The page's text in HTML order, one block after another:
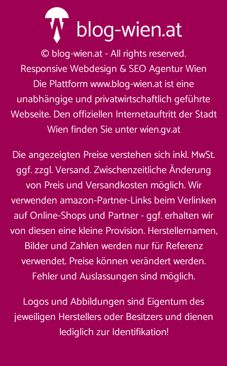
© blog-wien.at - All rights reserved.
Responsive Webdesign &SEO Agentur Wien
Die Plattform www.blog-wien.at ist eine
unabhängige und privatwirtschaftlich geführte
Webseite. Den offiziellen Internetauftritt der Stadt
Wien finden Sie unterwien.gv.at
Die angezeigten Preise verstehen sich inkl. MwSt.
ggf. zzgl. Versand. Zwischenzeitliche Änderung
von Preis und Versandkosten möglich. Wir
verwenden amazon-Partner-Links beim Verlinken
auf Online-Shops und Partner - ggf. erhalten wir
von diesen eine kleine Provision. Herstellernamen,
Bilder und Zahlen werden nur für Referenz
verwendet. Preise können verändert werden.
Fehler und Auslassungen sind möglich.
Logos und Abbildungen sind Eigentum des
jeweiligen Herstellers oder Besitzers und dienen
lediglich zur Identifikation!